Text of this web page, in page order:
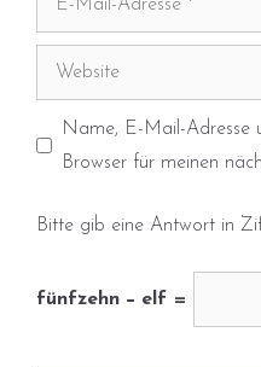
Adresse
Website
Name, E-Mail-Adresse
Browser für meinen
Bitte gib eine Antwort in
fünfzehn − elf =